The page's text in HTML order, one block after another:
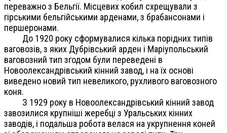
переважно з Бельгії. Місцевих кобил схрещували з
гірськими бельгійськими арденами, з брабансонами і
першеронами.
До 1920 року сформувалися кілька порідних типів
ваговозів, з яких Дубрівський арден і Маріупольський
ваговозний тип згодом були переведені в
Новоолександрівський кінний завод, і на їх основі
виведено новий тип невеликого, рухливого ваговозного
коня.
З 1929 року в Новоолександрівський кінний завод
завозилися крупніші жеребці з Уральських кінних
заводів, і подальша робота велася на укрупнення коней